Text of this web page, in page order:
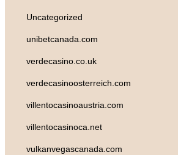
Uncategorized
unibetcanada.com
verdecasino.co.uk
verdecasinoosterreich.com
villentocasinoaustria.com
villentocasinoca.net
vulkanvegascanada.com